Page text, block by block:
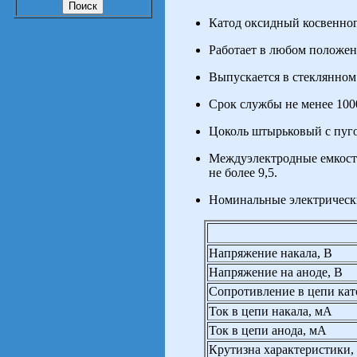
Катод оксидный
Работает в любом
Выпускается в
Срок службы не менее
Цоколь штырьковый с
Междуэлектродные
не более 9,5.
Номинальные
Напряжение накала, В
Напряжение на аноде, В
Сопротивление в цепи
Ток в цепи накала, мА
Ток в цепи анода, мА
Крутизна